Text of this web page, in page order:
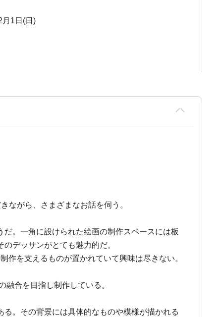
月1日(日)
ながら、さまざまなお話を伺う。
。一角に設けられた絵画の制作スペースには板
デッサンがとても魅力的だ。
を支えるものが置かれていて興味は尽きない。
合を目指し制作している。
。その背景には具体的なものや模様が描かれる